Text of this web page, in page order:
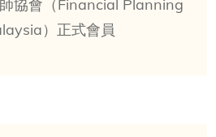
協會（Financial Planning
）正式會員